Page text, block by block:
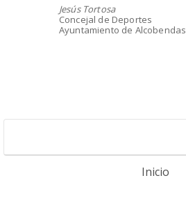
Jesús Tortosa
Concejal de Deportes
Ayuntamiento de Alcobendas
Inicio